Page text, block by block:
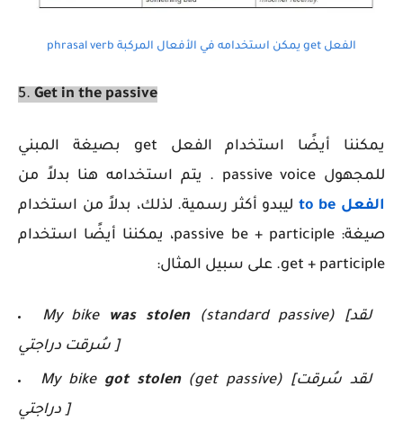
الفعل get يمكن استخدامه في الأفعال المركبة phrasal verb
5. Get in the passive
يمكننا أيضًا استخدام الفعل get بصيغة المبني
للمجهول passive voice . يتم استخدامه هنا بدلاً من
الفعل to be
ليبدو أكثر رسمية. لذلك، بدلاً من استخدام
صيغة:
passive be + participle، يمكننا أيضًا استخدام
get + participle. على سبيل المثال:
My bike was stolen(standard passive) [لقد
سُرقت دراجتي ]
My bikegot stolen(get passive) [لقد سُرقت
دراجتي ]